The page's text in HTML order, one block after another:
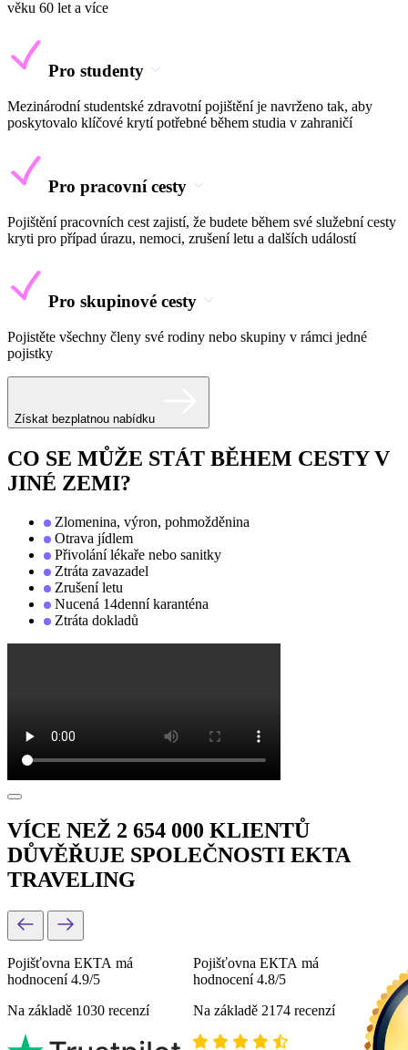
věku 60 let a více
Pro studenty
Mezinárodní studentské zdravotní pojištění je navrženo tak, aby
poskytovalo klíčové krytí potřebné během studia v zahraničí
Pro pracovní cesty
Pojištění pracovních cest zajistí, že budete během své služební cesty
kryti pro případ úrazu, nemoci, zrušení letu a dalších událostí
Pro skupinové cesty
Pojistěte všechny členy své rodiny nebo skupiny v rámci jedné
pojistky
Získat bezplatnou nabídku
CO SE MŮŽE STÁT BĚHEM CESTY V
JINÉ ZEMI?
Zlomenina, výron, pohmožděnina
Otrava jídlem
Přivolání lékaře nebo sanitky
Ztráta zavazadel
Zrušení letu
Nucená 14denní karanténa
Ztráta dokladů
VÍCE NEŽ 2 654 000 KLIENTŮ
DŮVĚŘUJE SPOLEČNOSTI EKTA
TRAVELING
Pojišťovna ЕКТА má
hodnocení 4.9/5
Na základě 1030 recenzí
Pojišťovna ЕКТА má
hodnocení 4.8/5
Na základě 2174 recenzí